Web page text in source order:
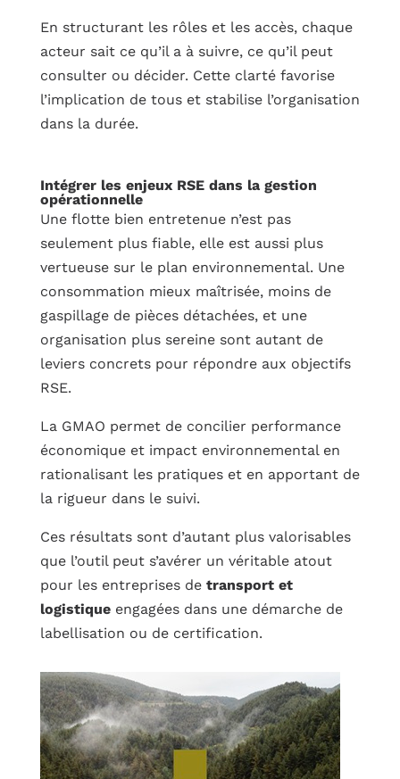
En structurant les rôles et les accès, chaque
acteur sait ce qu’il a à suivre, ce qu’il peut
consulter ou décider. Cette clarté favorise
l’implication de tous et stabilise l’organisation
dans la durée.
Intégrer les enjeux RSE dans la gestion
opérationnelle
Une flotte bien entretenue n’est pas
seulement plus fiable, elle est aussi plus
vertueuse sur le plan environnemental. Une
consommation mieux maîtrisée, moins de
gaspillage de pièces détachées, et une
organisation plus sereine sont autant de
leviers concrets pour répondre aux objectifs
RSE.
La GMAO permet de concilier performance
économique et impact environnemental en
rationalisant les pratiques et en apportant de
la rigueur dans le suivi.
Ces résultats sont d’autant plus valorisables
que l’outil peut s’avérer un véritable atout
pour les entreprises de transport et
logistiqueengagées dans une démarche de
labellisation ou de certification.